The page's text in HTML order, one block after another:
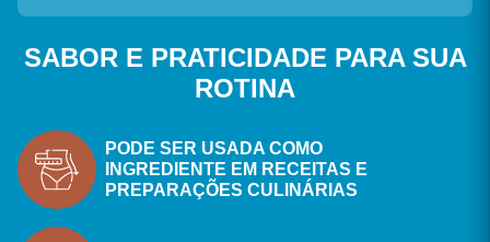
SABOR E PRATICIDADE PARA SUA
ROTINA
PODE SER USADA COMO
INGREDIENTE EM RECEITAS E
PREPARAÇÕES CULINÁRIAS